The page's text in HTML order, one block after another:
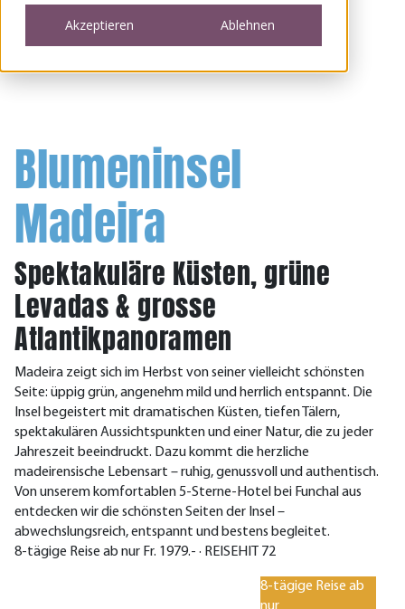
Akzeptieren Ablehnen
Blumeninsel
Madeira
Spektakuläre Küsten, grüne
Levadas & grosse
Atlantikpanoramen
Madeira zeigt sich im Herbst von seiner vielleicht schönsten
Seite: üppig grün, angenehm mild und herrlich entspannt. Die
Insel begeistert mit dramatischen Küsten, tiefen Tälern,
spektakulären Aussichtspunkten und einer Natur, die zu jeder
Jahreszeit beeindruckt. Dazu kommt die herzliche
madeirensische Lebensart – ruhig, genussvoll und authentisch.
Von unserem komfortablen 5-Sterne-Hotel bei Funchal aus
entdecken wir die schönsten Seiten der Insel –
abwechslungsreich, entspannt und bestens begleitet.
8-tägige Reise ab nur Fr. 1979.- · REISEHIT 72
8-tägige Reise ab